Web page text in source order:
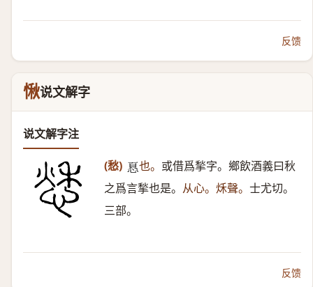
反馈
愀说文解字
说文解字注
(愁) 𢝊 也。 或借爲揫字。鄉飲酒義曰秋
之爲言揫也是。 从心。秌聲。 士尤切。
三部。
反馈